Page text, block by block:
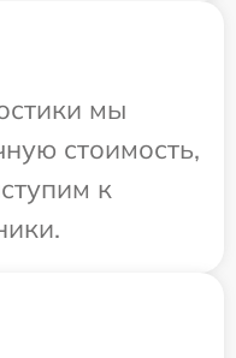
мы
стоимость,
к